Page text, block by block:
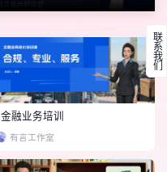
金融业务培训
有言工作室
联系我们